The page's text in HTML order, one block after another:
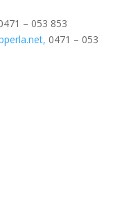
– 053 853
0471 – 053